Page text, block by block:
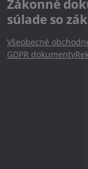
Zákonné
súlade so
Všeobecné
GDPR dokumenty